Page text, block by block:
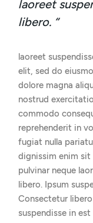
laoreet
libero. “
laoreet
elit, sed do
dolore magna
nostrud
commodo
reprehenderit in
fugiat nulla
dignissim enim sit
pulvinar neque
libero. Ipsum
Consectetur
suspendisse in